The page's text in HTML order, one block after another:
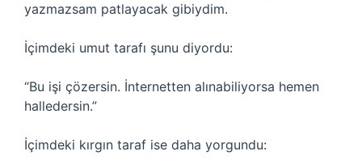
yazmazsam patlayacak gibiydim.
İçimdeki umut tarafı şunu diyordu:
“Bu işi çözersin. İnternetten alınabiliyorsa hemen
halledersin.”
İçimdeki kırgın taraf ise daha yorgundu: